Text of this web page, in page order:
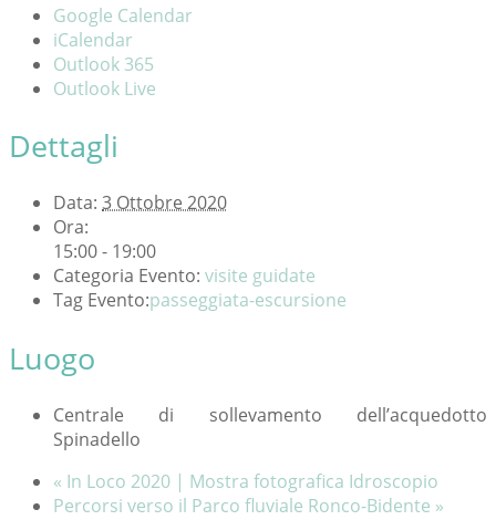
Google Calendar
iCalendar
Outlook 365
Outlook Live
Dettagli
Data: 3 Ottobre 2020
Ora:
15:00 - 19:00
Categoria Evento: visite guidate
Tag Evento:passeggiata-escursione
Luogo
Centrale di sollevamento dell’acquedotto
Spinadello
« In Loco 2020 | Mostra fotografica Idroscopio
Percorsi verso il Parco fluviale Ronco-Bidente »